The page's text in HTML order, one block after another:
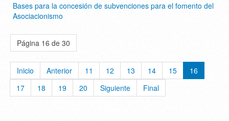
Bases para la concesión de subvenciones para el fomento del
Asociacionismo
Página 16 de 30
Inicio Anterior 11 12 13 14 15
16
17
18 19 20 Siguiente Final